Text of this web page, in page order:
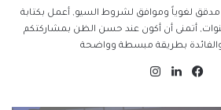
مدقق لغوياً وموافق لشروط السيو, أعمل بكتابة
منذ أكثر من 5 سنوات, أتمنى أن أكون عند حسن الظن بمشاركتكم
بطريقة مبسطة وواضحة
فيسبوكلينكدإن